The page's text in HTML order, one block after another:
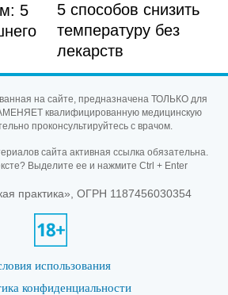
5
5 способов снизить
температуру без
лекарств
на сайте, предназначена ТОЛЬКО для
квалифицированную медицинскую
проконсультируйтесь с врачом.
сайта активная ссылка обязательна.
Выделите ее и нажмите Ctrl + Enter
практика», ОГРН 1187456030354
использования
конфиденциальности